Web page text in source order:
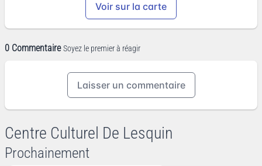
Voir sur la carte
0 Commentaire Soyez le premier à réagir
Laisser un commentaire
Centre Culturel De Lesquin
Prochainement